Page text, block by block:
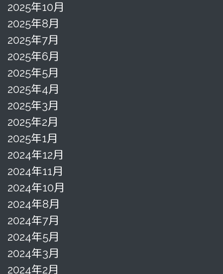
2025年10月
2025年8月
2025年7月
2025年6月
2025年5月
2025年4月
2025年3月
2025年2月
2025年1月
2024年12月
2024年11月
2024年10月
2024年8月
2024年7月
2024年5月
2024年3月
2024年2月